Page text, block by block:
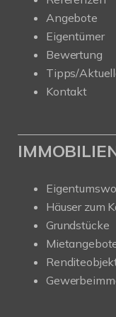
Angebote
Eigentümer
Bewertung
Tipps/
Kontakt
Häuser zum
Grundstücke